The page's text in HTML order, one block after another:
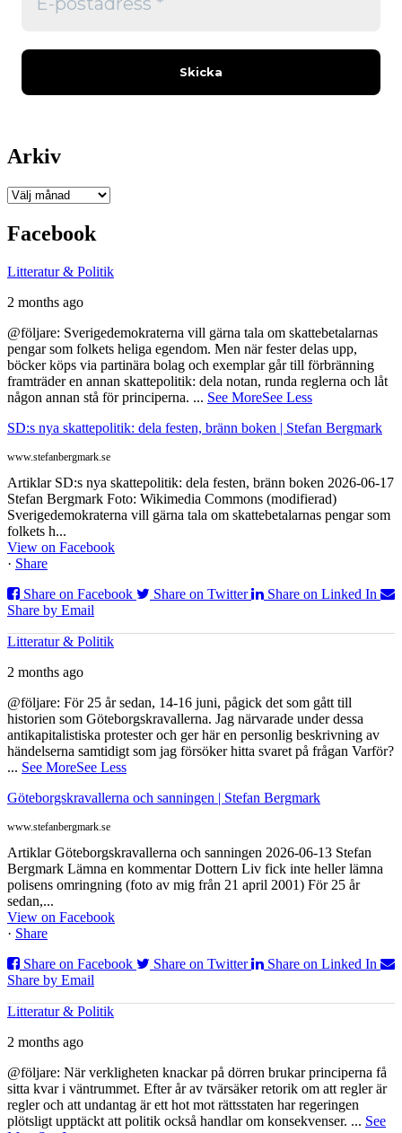
Arkiv
Arkiv
Facebook
Litteratur & Politik
2 months ago
@följare: Sverigedemokraterna vill gärna tala om skattebetalarnas
pengar som folkets heliga egendom. Men när fester delas upp,
böcker köps via partinära bolag och exemplar går till förbränning
framträder en annan skattepolitik: dela notan, runda reglerna och låt
någon annan stå för principerna. ... See MoreSee Less
SD:s nya skattepolitik: dela festen, bränn boken | Stefan Bergmark
www.stefanbergmark.se
Artiklar SD:s nya skattepolitik: dela festen, bränn boken 2026-06-17
Stefan Bergmark Foto: Wikimedia Commons (modifierad)
Sverigedemokraterna vill gärna tala om skattebetalarnas pengar som
folkets h...
View on Facebook
· Share
Share on Facebook
Share on Twitter
Share on Linked In
Share by Email
Litteratur & Politik
2 months ago
@följare: För 25 år sedan, 14-16 juni, pågick det som gått till
historien som Göteborgskravallerna. Jag närvarade under dessa
antikapitalistiska protester och ger här en personlig beskrivning av
händelserna samtidigt som jag försöker hitta svaret på frågan Varför?
... See MoreSee Less
Göteborgskravallerna och sanningen | Stefan Bergmark
www.stefanbergmark.se
Artiklar Göteborgskravallerna och sanningen 2026-06-13 Stefan
Bergmark Lämna en kommentar Dottern Liv fick inte heller lämna
polisens omringning (foto av mig från 21 april 2001) För 25 år
sedan,...
View on Facebook
· Share
Share on Facebook
Share on Twitter
Share on Linked In
Share by Email
Litteratur & Politik
2 months ago
@följare: När verkligheten knackar på dörren brukar principerna få
sitta kvar i väntrummet. Efter år av tvärsäker retorik om att regler är
regler och att undantag är ett hot mot rättsstaten har regeringen
plötsligt upptäckt att politik också handlar om konsekvenser. ... See